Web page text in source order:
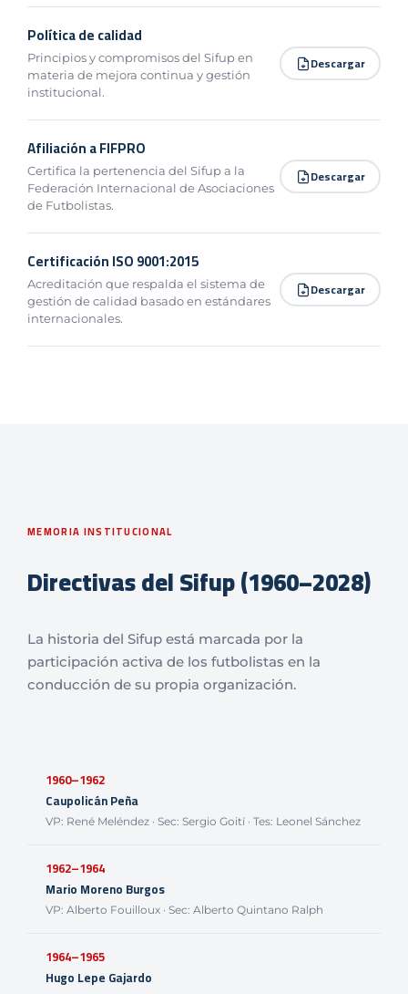
Política de calidad
Principios y compromisos del Sifup en
materia de mejora continua y gestión
institucional.
Descargar
Afiliación a FIFPRO
Certifica la pertenencia del Sifup a la
Federación Internacional de Asociaciones
de Futbolistas.
Descargar
Certificación ISO 9001:2015
Acreditación que respalda el sistema de
gestión de calidad basado en estándares
internacionales.
Descargar
MEMORIA INSTITUCIONAL
Directivas del Sifup (1960–2028)
La historia del Sifup está marcada por la
participación activa de los futbolistas en la
conducción de su propia organización.
1960–1962
Caupolicán Peña
VP: René Meléndez · Sec: Sergio Goití · Tes: Leonel Sánchez
1962–1964
Mario Moreno Burgos
VP: Alberto Fouilloux · Sec: Alberto Quintano Ralph
1964–1965
Hugo Lepe Gajardo